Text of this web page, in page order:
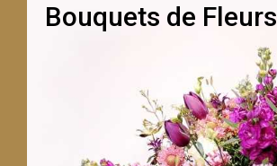
Bouquets de Fleurs
LOVE ME TENDER